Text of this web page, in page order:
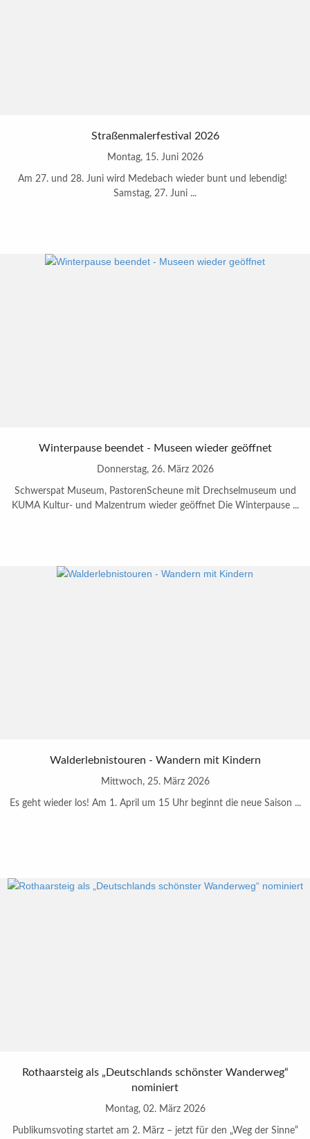
Straßenmalerfestival 2026
Montag, 15. Juni 2026
Am 27. und 28. Juni wird Medebach wieder bunt und lebendig!
Samstag, 27. Juni ...
Winterpause beendet - Museen wieder geöffnet
Donnerstag, 26. März 2026
Schwerspat Museum, PastorenScheune mit Drechselmuseum und
KUMA Kultur- und Malzentrum wieder geöffnet Die Winterpause ...
Walderlebnistouren - Wandern mit Kindern
Mittwoch, 25. März 2026
Es geht wieder los! Am 1. April um 15 Uhr beginnt die neue Saison ...
Rothaarsteig als „Deutschlands schönster Wanderweg“
nominiert
Montag, 02. März 2026
Publikumsvoting startet am 2. März – jetzt für den „Weg der Sinne“